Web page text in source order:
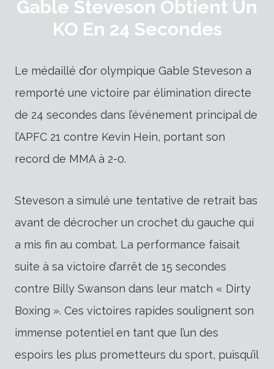
Gable Steveson Obtient Un
KO En 24 Secondes
Le médaillé d’or olympique Gable Steveson a
remporté une victoire par élimination directe
de 24 secondes dans l’événement principal de
l’APFC 21 contre Kevin Hein, portant son
record de MMA à 2-0.
Steveson a simulé une tentative de retrait bas
avant de décrocher un crochet du gauche qui
a mis fin au combat. La performance faisait
suite à sa victoire d’arrêt de 15 secondes
contre Billy Swanson dans leur match « Dirty
Boxing ». Ces victoires rapides soulignent son
immense potentiel en tant que l’un des
espoirs les plus prometteurs du sport, puisqu’il